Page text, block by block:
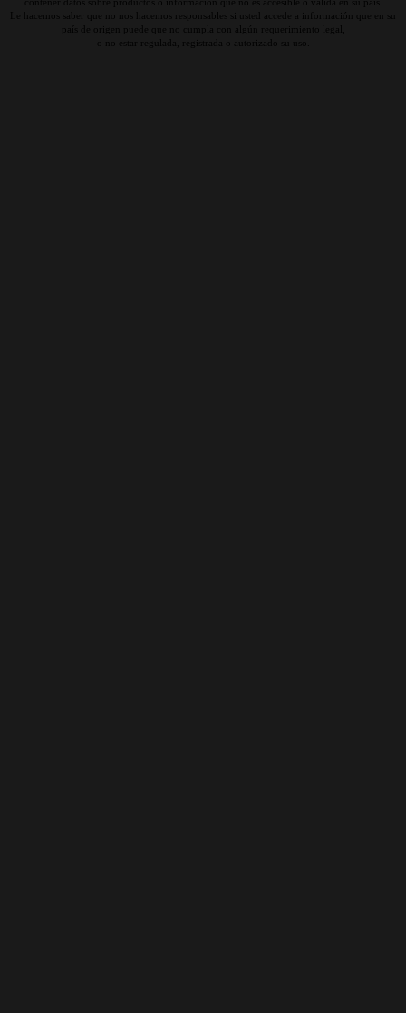
contener datos sobre productos o información que no es accesible o válida en su país.
Le hacemos saber que no nos hacemos responsables si usted accede a información que en su
país de origen puede que no cumpla con algún requerimiento legal,
o no estar regulada, registrada o autorizado su uso.